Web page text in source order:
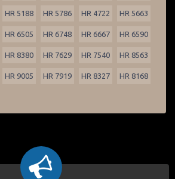
HR 5188 HR 5786 HR 4722 HR 5663
HR 6505 HR 6748 HR 6667 HR 6590
HR 8380 HR 7629 HR 7540 HR 8563
HR 9005 HR 7919 HR 8327 HR 8168